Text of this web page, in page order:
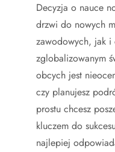
Decyzja o nauce
drzwi do nowych
zawodowych, jak i
zglobalizowanym
obcych jest
czy planujesz
prostu chcesz
kluczem do
najlepiej